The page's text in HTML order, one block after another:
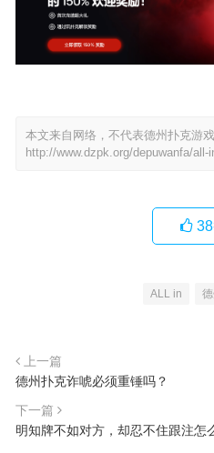
本文来自网络，不代表德州扑克游
http://www.dzpk.org/depuwanfa/all-
38
ALL in
上一篇
德州扑克诈唬必须重锤吗？
下一篇
明知牌不如对方，却忍不住跟注怎